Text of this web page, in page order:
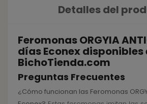
Detalles del
Feromonas ORGYIA
días Econex disponibles
BichoTienda.com
Preguntas Frecuentes
¿Cómo funcionan las Feromonas